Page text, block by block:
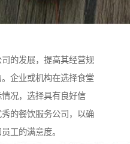
的发展，提高其经营规
企业或机构在选择食堂
况，选择具有良好信
的餐饮服务公司，以确
工的满意度。